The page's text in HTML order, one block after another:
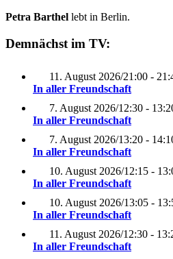
Petra Barthel lebt in Berlin.
Demnächst im TV:
11. August 2026/21:00 -
In aller Freundschaft
7. August 2026/12:30 -
In aller Freundschaft
7. August 2026/13:20 -
In aller Freundschaft
10. August 2026/12:15 -
In aller Freundschaft
10. August 2026/13:05 -
In aller Freundschaft
11. August 2026/12:30 -
In aller Freundschaft